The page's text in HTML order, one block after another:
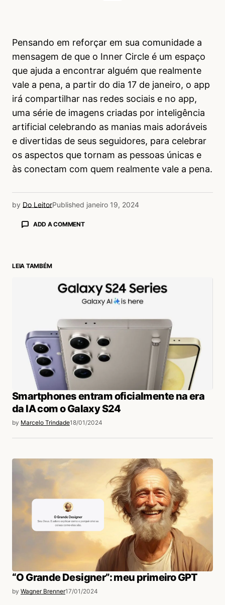
Pensando em reforçar em sua comunidade a
mensagem de que o Inner Circle é um espaço
que ajuda a encontrar alguém que realmente
vale a pena, a partir do dia 17 de janeiro, o app
irá compartilhar nas redes sociais e no app,
uma série de imagens criadas por inteligência
artificial celebrando as manias mais adoráveis
e divertidas de seus seguidores, para celebrar
os aspectos que tornam as pessoas únicas e
às conectam com quem realmente vale a pena.
by Do LeitorPublished janeiro 19, 2024
ADD A COMMENT
LEIA TAMBÉM
Smartphones entram oficialmente na era
da IA com o Galaxy S24
by Marcelo Trindade18/01/2024
“O Grande Designer”: meu primeiro GPT
by Wagner Brenner17/01/2024